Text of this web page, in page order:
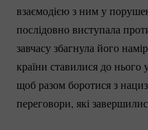
взаємодією з ним у
послідовно виступала
завчасу збагнула його
країни ставилися до нього
щоб разом боротися з
переговори, які